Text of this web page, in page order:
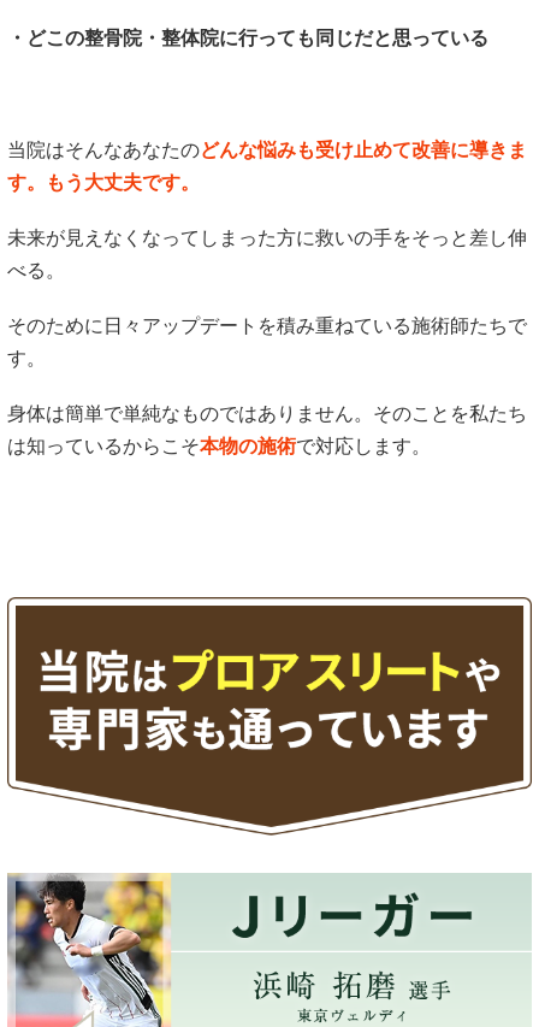
・どこの整骨院・整体院に行っても同じだと思っている
当院はそんなあなたのどんな悩みも受け止めて改善に導きま
す。もう大丈夫です。
未来が見えなくなってしまった方に救いの手をそっと差し伸
べる。
そのために日々アップデートを積み重ねている施術師たちで
す。
身体は簡単で単純なものではありません。そのことを私たち
は知っているからこそ本物の施術で対応します。